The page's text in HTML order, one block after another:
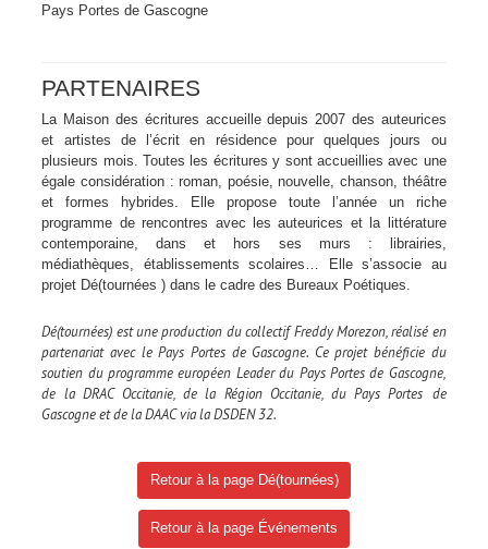
Pays Portes de Gascogne
PARTENAIRES
La Maison des écritures accueille depuis 2007 des auteurices
et artistes de l’écrit en résidence pour quelques jours ou
plusieurs mois. Toutes les écritures y sont accueillies avec une
égale considération : roman, poésie, nouvelle, chanson, théâtre
et formes hybrides. Elle propose toute l’année un riche
programme de rencontres avec les auteurices et la littérature
contemporaine, dans et hors ses murs : librairies,
médiathèques, établissements scolaires… Elle s’associe au
projet Dé(tournées ) dans le cadre des Bureaux Poétiques.
Dé(tournées) est une production du collectif Freddy Morezon, réalisé en
partenariat avec le Pays Portes de Gascogne. Ce projet bénéficie du
soutien du programme européen Leader du Pays Portes de Gascogne,
de la DRAC Occitanie, de la Région Occitanie, du Pays Portes de
Gascogne et de la DAAC via la DSDEN 32.
Retour à la page Dé(tournées)
Retour à la page Événements